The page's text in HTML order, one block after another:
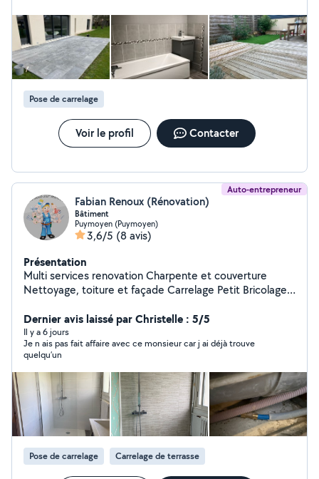
journée à vous Arnaud
Pose de carrelage
Voir le profil Contacter
Auto-entrepreneur
Fabian Renoux (Rénovation)
Bâtiment
Puymoyen (Puymoyen)
3,6/5 (8 avis)
Présentation
Multi services renovation Charpente et couverture
Nettoyage, toiture et façade Carrelage Petit Bricolage
Robinetterie Modification arrivée + évacuation d'eau
Remplacement cumul Pose lavabo , évier , wc
Réparation et recherche de fuites Remplacement
chaudière , radiateurs Pose de wc suspendu paroi de
douche, évier, lavabo, robinetterie Dépannage rapide
Devis et déplacement gratuit
Dernier avis laissé par Christelle : 5/5
Il y a 6 jours
Je n ais pas fait affaire avec ce monsieur car j ai déjà trouve
quelqu’un
Pose de carrelage Carrelage de terrasse